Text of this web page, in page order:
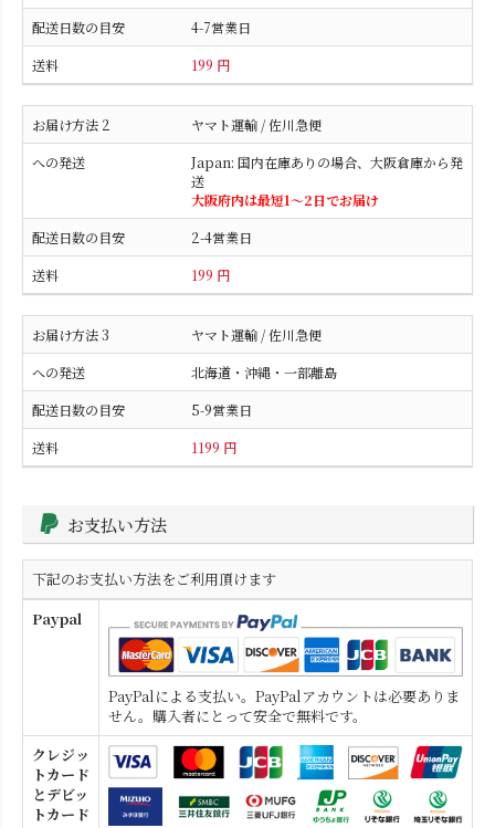
4-7営業日
199 円
ヤマト運輸 / 佐川急便
Japan: 国内在庫ありの場合、大阪倉庫から発
送
大阪府内は最短1〜2日でお届け
2-4営業日
199 円
ヤマト運輸 / 佐川急便
北海道・沖縄・一部離島
5-9営業日
1199 円
お支払い方法
下記のお支払い方法をご利用頂けます
Paypal
PayPalによる支払い。PayPalアカウントは必要ありま
せん。購入者にとって安全で無料です。
クレジッ
トカード
とデビッ
トカード